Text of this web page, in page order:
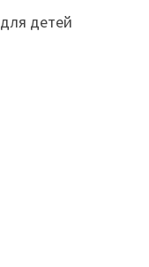
детей